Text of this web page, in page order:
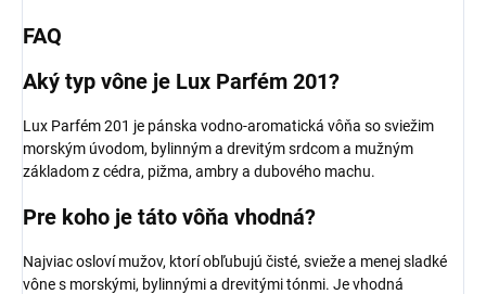
FAQ
Aký typ vône je Lux Parfém 201?
Lux Parfém 201 je pánska vodno-aromatická vôňa so sviežim
morským úvodom, bylinným a drevitým srdcom a mužným
základom z cédra, pižma, ambry a dubového machu.
Pre koho je táto vôňa vhodná?
Najviac osloví mužov, ktorí obľubujú čisté, svieže a menej sladké
vône s morskými, bylinnými a drevitými tónmi. Je vhodná